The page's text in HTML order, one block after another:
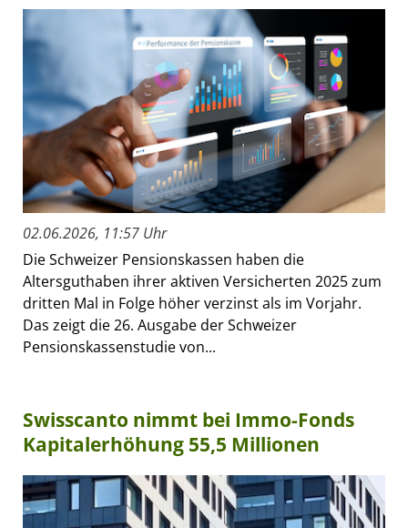
02.06.2026, 11:57 Uhr
Die Schweizer Pensionskassen haben die
Altersguthaben ihrer aktiven Versicherten 2025 zum
dritten Mal in Folge höher verzinst als im Vorjahr.
Das zeigt die 26. Ausgabe der Schweizer
Pensionskassenstudie von...
Swisscanto nimmt bei Immo-Fonds
Kapitalerhöhung 55,5 Millionen